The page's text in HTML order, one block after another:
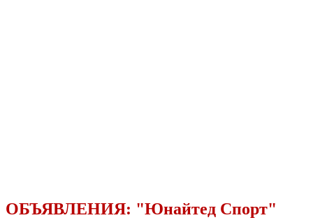
ОБЪЯВЛЕНИЯ: "Юнайтед Спорт"